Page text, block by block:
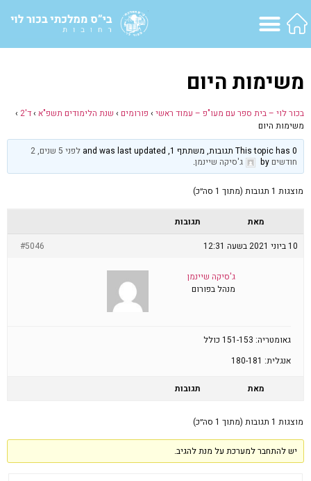
משימות היום
בכור לוי – בית ספר עם מעו"פ – עמוד ראשי › פורומים › שנת הלימודים תשפ"א ›ד'2
›
משימות היום
This topic has 0 תגובות, משתתף 1, and was last updated
לפני 5 שנים, 2
חודשים by ג'סיקה שיינמן.
מוצגות 1 תגובות (מתוך 1 סה״כ)
מאת
תגובות
10 ביוני 2021 בשעה 12:31
#5046
ג'סיקה שיינמן
מנהל בפורום
גאומטריה: 151-153 כולל
אנגלית: 180-181
מאת תגובות
מוצגות 1 תגובות (מתוך 1 סה״כ)
יש להתחבר למערכת על מנת להגיב.